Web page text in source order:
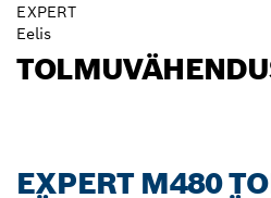
EXPERT
Eelis
EXPERT M480